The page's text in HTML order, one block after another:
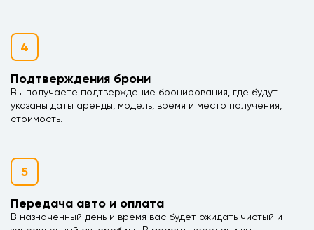
4
Подтверждения брони
Вы получаете подтверждение бронирования, где будут
указаны даты аренды, модель, время и место получения,
стоимость.
5
Передача авто и оплата
В назначенный день и время вас будет ожидать чистый и